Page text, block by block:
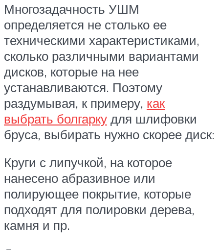
Многозадачность УШМ
определяется не столько ее
техническими характеристиками,
сколько различными вариантами
дисков, которые на нее
устанавливаются. Поэтому
раздумывая, к примеру, как
выбрать болгарку для шлифовки
бруса, выбирать нужно скорее диск:
Круги с липучкой, на которое
нанесено абразивное или
полирующее покрытие, которые
подходят для полировки дерева,
камня и пр.